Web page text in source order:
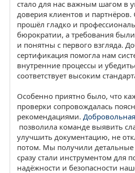
стало для нас важным шагом в
доверия клиентов и партнёров.
прошёл гладко и
бюрократии, а требования
и понятны с первого взгляда.
сертификация помогла нам
внутренние процессы и
соответствует высоким
Особенно приятно было, что
проверки сопровождалась
рекомендациями.
позволила команде выявить
улучшить документацию, не
потом. Мы получили детальные
сразу стали инструментом для
надёжности и безопасности